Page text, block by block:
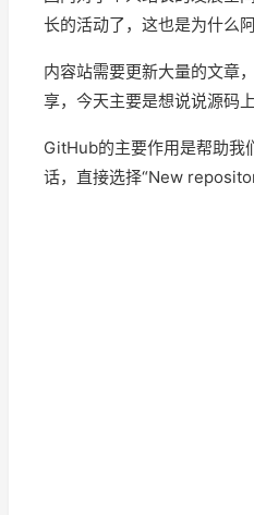
长的活动了，这也是为什么
内容站需要更新大量的文章
享，今天主要是想说说源码
GitHub的主要作用是帮助我
话，直接选择“New